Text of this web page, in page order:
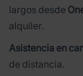
largos desde
alquiler.
Asistencia en
de distancia.